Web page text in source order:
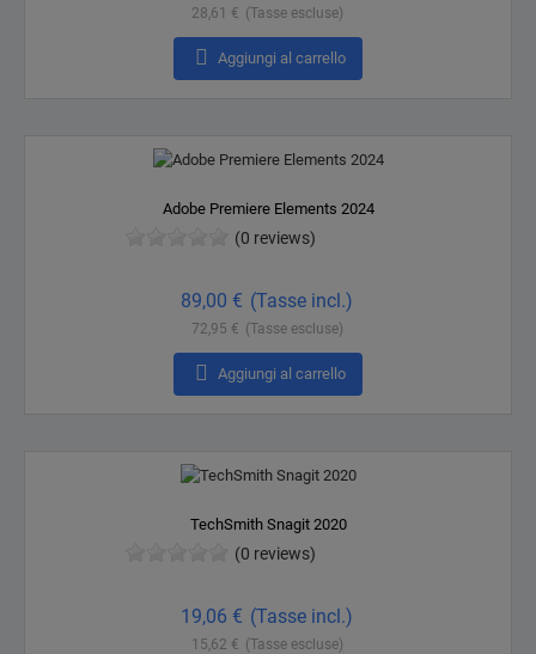
28,61 € (Tasse escluse)
 Aggiungi al carrello
Adobe Premiere Elements 2024
(0 reviews)
89,00 € (Tasse incl.)
72,95 € (Tasse escluse)
 Aggiungi al carrello
TechSmith Snagit 2020
(0 reviews)
19,06 € (Tasse incl.)
15,62 € (Tasse escluse)